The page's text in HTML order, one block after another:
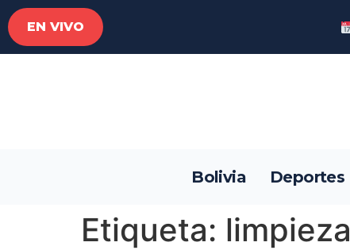
EN VIVO
Bolivia Deportes
Etiqueta: limpieza